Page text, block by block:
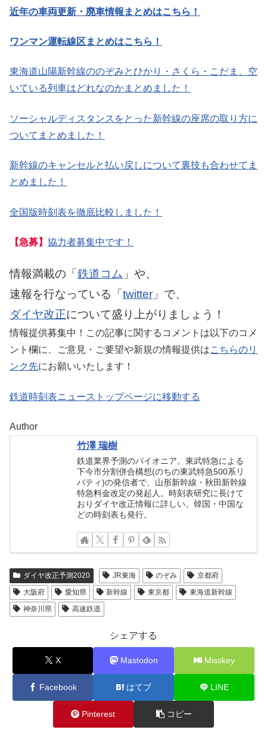
近年の車両更新・廃車情報まとめはこちら！
ワンマン運転線区まとめはこちら！
東海道山陽新幹線ののぞみとひかり・さくら・こだま、空
いている列車はどれなのかまとめました！
ソーシャルディスタンスをとった新幹線の座席の取り方に
ついてまとめました！
新幹線のキャンセルと払い戻しについて裏技も合わせてま
とめました！
全国版時刻表を徹底比較しました！
【急募】 協力者募集中です！
情報満載の「 鉄道コム 」や、
速報を行なっている「 twitter 」で、
ダイヤ改正について盛り上がりましょう！
情報提供募集中！この記事に関するコメントは以下のコメ
ント欄に、ご意見・ご要望や新規の情報提供はこちらのリ
ンク先にお願いいたします！
鉄道時刻表ニューストップページに移動する
Author
竹澤 瑞樹
鉄道業界予測のパイオニア。東武特急による
下今市分割併合構想(のちの東武特急500系リ
バティ)の発信者で、山形新幹線・秋田新幹線
特急料金改定の発起人。時刻表研究に長けて
おりダイヤ改正情報に詳しい。韓国・中国な
どの時刻表も発行。
ダイヤ改正予測2020 JR東海 のぞみ
京都府
大阪府
愛知県 新幹線 東京都
東海道新幹線
神奈川県
高速鉄道
シェアする
X Mastodon Misskey
Facebook はてブ LINE
Pinterest コピー